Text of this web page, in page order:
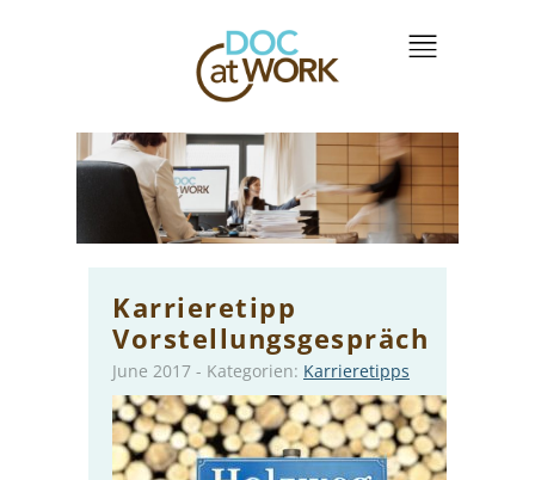
Karrieretipp
Vorstellungsgespräch
June 2017 - Kategorien: Karrieretipps